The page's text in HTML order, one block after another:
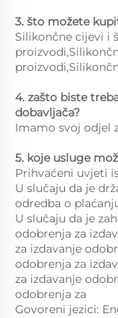
3. što možete
Silikončne cijevi i
4. zašto biste
dobavljača?
Imamo svoj odjel
5. koje usluge
Prihvaćeni uvjeti
U slučaju da je
odredba o
U slučaju da je
odobrenja za
za izdavanje
odobrenja za
za izdavanje
odobrenja za
Govoreni jezici: